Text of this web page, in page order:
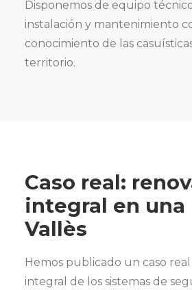
Disponemos de equipo
instalación y mantenimiento
conocimiento de las
territorio.
Caso real:
integral en una
Vallès
Hemos publicado un caso
integral de los sistemas de